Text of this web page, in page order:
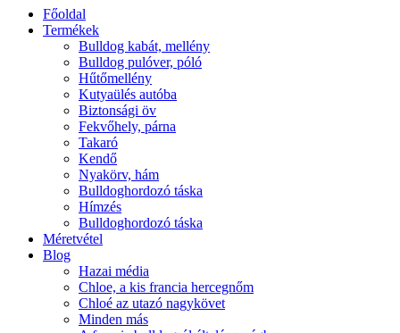
Főoldal
Termékek
Bulldog kabát, mellény
Bulldog pulóver, póló
Hűtőmellény
Kutyaülés autóba
Biztonsági öv
Fekvőhely, párna
Takaró
Kendő
Nyakörv, hám
Bulldoghordozó táska
Hímzés
Bulldoghordozó táska
Méretvétel
Blog
Hazai média
Chloe, a kis francia hercegnőm
Chloé az utazó nagykövet
Minden más